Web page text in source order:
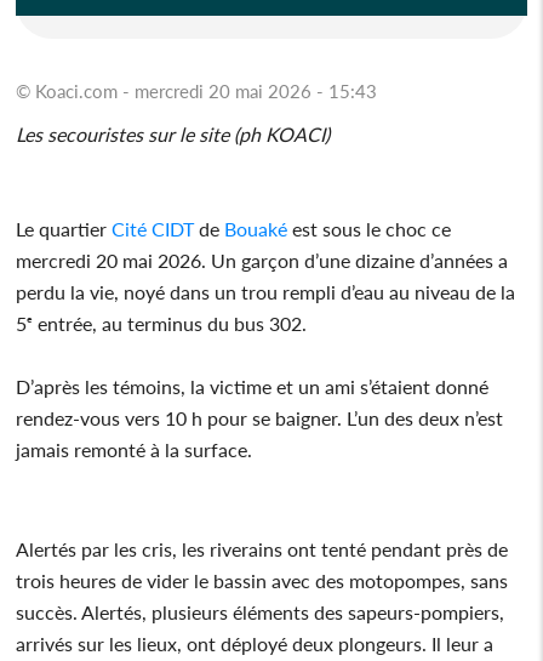
© Koaci.com - mercredi 20 mai 2026 - 15:43
Les secouristes sur le site (ph KOACI)
Le quartier Cité CIDTde Bouaké est sous le choc ce
mercredi 20 mai 2026. Un garçon d’une dizaine d’années a
perdu la vie, noyé dans un trou rempli d’eau au niveau de la
5ᵉ entrée, au terminus du bus 302.
D’après les témoins, la victime et un ami s’étaient donné
rendez-vous vers 10 h pour se baigner. L’un des deux n’est
jamais remonté à la surface.
Alertés par les cris, les riverains ont tenté pendant près de
trois heures de vider le bassin avec des motopompes, sans
succès. Alertés, plusieurs éléments des sapeurs-pompiers,
arrivés sur les lieux, ont déployé deux plongeurs. Il leur a